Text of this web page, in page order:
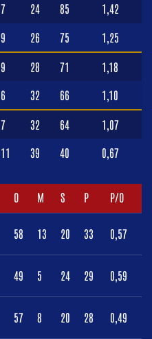
7 24 85 1,42
9 26 75 1,25
9 28 71 1,18
6 32 66 1,10
7 32 64 1,07
11 39 40 0,67
O M S P P/O
58 13 20 33 0,57
49 5 24 29 0,59
57 8 20 28 0,49